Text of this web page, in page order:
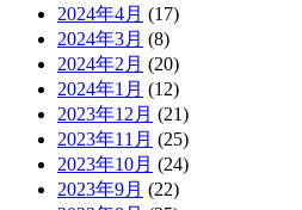
2024年4月 (17)
2024年3月 (8)
2024年2月 (20)
2024年1月 (12)
2023年12月 (21)
2023年11月 (25)
2023年10月 (24)
2023年9月 (22)